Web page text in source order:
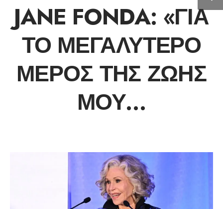
JANE FONDA: «ΓΙΑ
ΤΟ ΜΕΓΑΛΎΤΕΡΟ
ΜΈΡΟΣ ΤΗΣ ΖΩΉΣ
ΜΟΥ…